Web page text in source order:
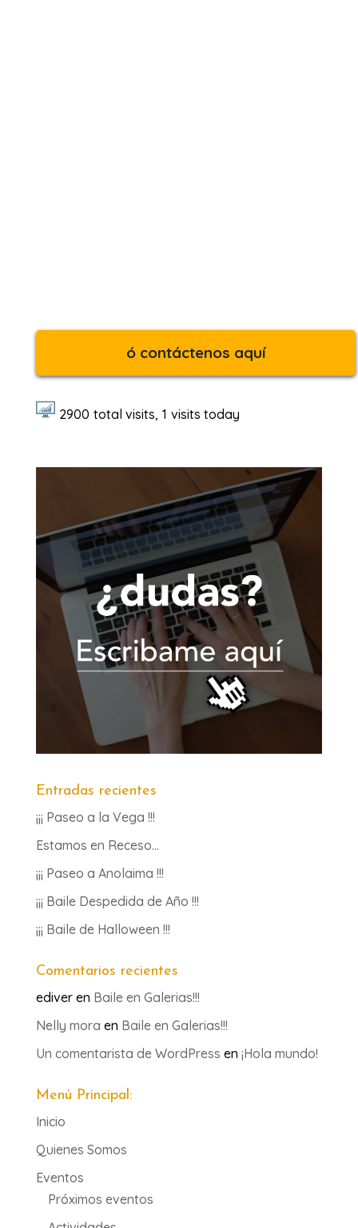
ó contáctenos aquí
2900 total visits, 1 visits today
Entradas recientes
¡¡¡ Paseo a la Vega !!!
Estamos en Receso…
¡¡¡ Paseo a Anolaima !!!
¡¡¡ Baile Despedida de Año !!!
¡¡¡ Baile de Halloween !!!
Comentarios recientes
ediveren Baile en Galerias!!!
Nelly mora en Baile en Galerias!!!
Un comentarista de WordPress en ¡Hola mundo!
Menú Principal:
Inicio
Quienes Somos
Eventos
Próximos eventos